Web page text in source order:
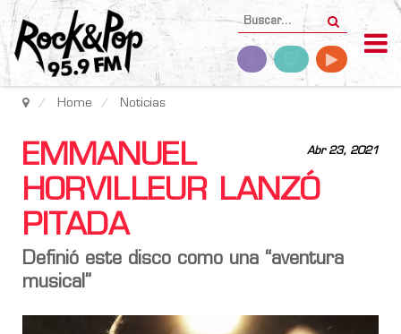
Home Noticias
Abr 23, 2021
EMMANUEL
HORVILLEUR LANZÓ
PITADA
Definió este disco como una “aventura
musical”